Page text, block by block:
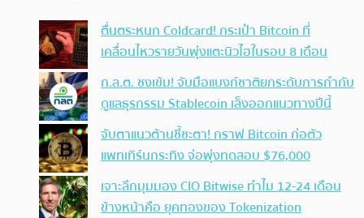
ตื่นตระหนก Coldcard! กระเป๋า Bitcoin ที่
เคลื่อนไหวรายวันพุ่งแตะนิวไฮในรอบ 8 เดือน
ก.ล.ต. ชงเข้ม! จับมือแบงก์ชาติยกระดับการกำกับ
ดูแลธุรกรรม Stablecoin เล็งออกแนวทางปีนี้
จับตาแนวต้านชี้ชะตา! กราฟ Bitcoin ก่อตัว
แพทเทิร์นกระทิง จ่อพุ่งทดสอบ $76,000
เจาะลึกมุมมอง CIO Bitwise ทำไม 12-24 เดือน
ข้างหน้าคือ ยุคทองของ Tokenization